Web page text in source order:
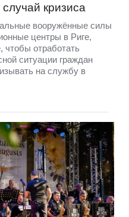
кризиса
вооружённые силы
центры в Риге,
чтобы отработать
ситуации граждан
на службу в